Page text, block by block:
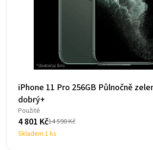
iPhone 11 Pro 256GB Půlnočně
dobrý+
Použité
14 590Kč
Původní
cena
4 801 Kč
Aktuální
cena
Skladem 1 ks